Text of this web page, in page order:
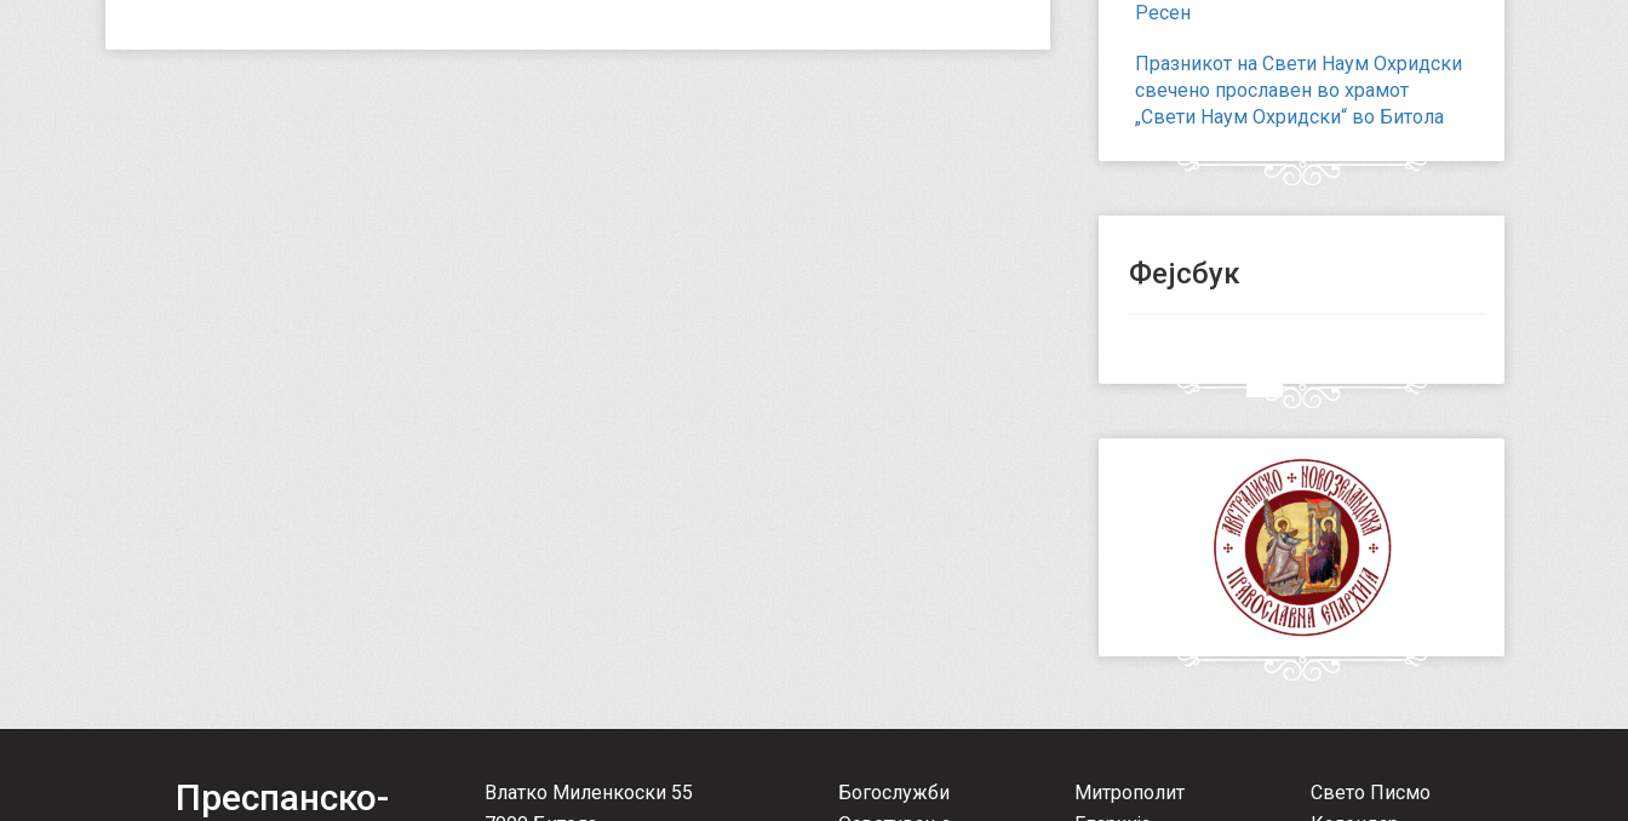
Ресен
Празникот на Свети Наум Охридски
свечено прославен во храмот
„Свети Наум Охридски“ во Битола
Фејсбук
Преспанско-
Влатко Миленкоски 55
Богослужби
Митрополит
Свето Писмо